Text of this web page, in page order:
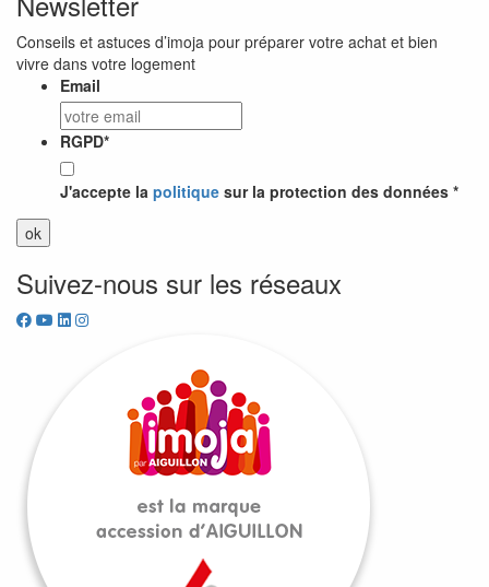
Conseils et astuces d’imoja pour préparer votre achat et bien
vivre dans votre logement
Email
RGPD*
J'accepte la politique sur la protection des données *
Suivez-nous sur les réseaux